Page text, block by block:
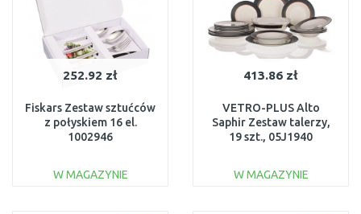
252.92 zł
Fiskars Zestaw sztućców
z połyskiem 16 el.
1002946
W MAGAZYNIE
413.86 zł
VETRO-PLUS Alto
Saphir Zestaw talerzy,
19 szt., 05J1940
W MAGAZYNIE